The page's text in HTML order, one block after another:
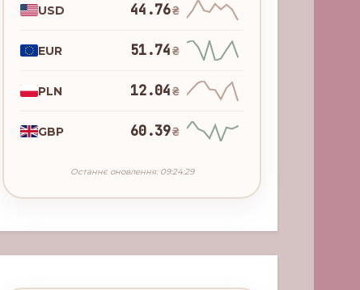
USD 44.76₴
EUR 51.74₴
PLN 12.04₴
GBP 60.39₴
Останнє оновлення: 09:24:29